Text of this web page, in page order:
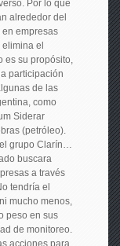
Por lo que
alrededor del
empresas
el
es su propósito,
participación
de las
como
Siderar
(petróleo).
grupo Clarín…
buscara
a través
tendría el
mucho menos,
peso en sus
de monitoreo.
acciones para